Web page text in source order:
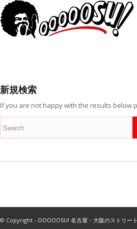
新規検索
If you are not happy with the results below
© Copyright - OOOOOSU! 名古屋・大阪のストリー